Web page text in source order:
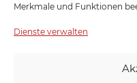
Merkmale und Funktionen
Dienste verwalten